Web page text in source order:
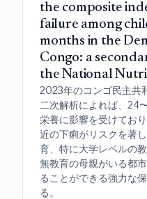
the composite
failure among
months in the
Congo: a
the National
2023年のコンゴ民主共
二次解析によれば、24
栄養に影響を受けてお
近の下痢がリスクを著
育、特に大学レベルの
無教育の母親がいる都
ることができる強力な
る。